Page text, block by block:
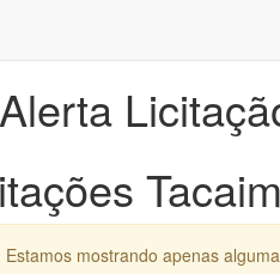
Alerta
Estamos mostrando apenas